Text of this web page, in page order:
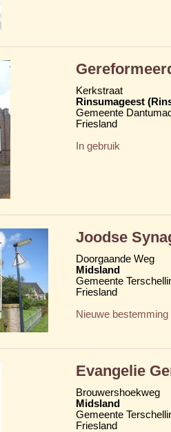
Kerkstraat
Rinsumageest
Gemeente
Friesland
In gebruik
Joodse
Doorgaande Weg
Midsland
Gemeente
Friesland
Nieuwe bestemming
Evangelie
Brouwershoekweg
Midsland
Gemeente
Friesland